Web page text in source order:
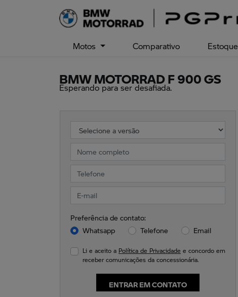
Motos Comparativo Estoque
BMW MOTORRADF 900 GS
Esperando para ser desafiada.
Preferência de contato:
Whatsapp
Telefone Email
Li e aceito a Política de Privacidade e concordo em
receber comunicações da concessionária.
ENTRAR EM CONTATO